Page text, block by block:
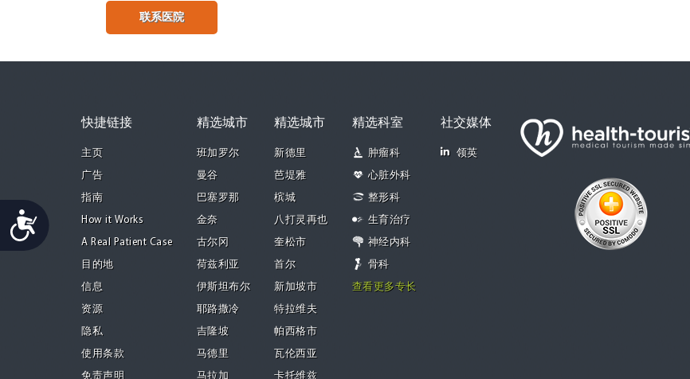
Accessibility
联系医院
快捷链接
主页
广告
指南
How it Works
A Real Patient Case
目的地
信息
资源
隐私
使用条款
免责声明
精选城市
班加罗尔
曼谷
巴塞罗那
金奈
古尔冈
荷兹利亚
伊斯坦布尔
耶路撒冷
吉隆坡
马德里
马拉加
精选城市
新德里
芭堤雅
槟城
八打灵再也
奎松市
首尔
新加坡市
特拉维夫
帕西格市
瓦伦西亚
卡托维兹
精选科室
肿瘤科
心脏外科
整形科
生育治疗
神经内科
骨科
查看更多专长
社交媒体
领英